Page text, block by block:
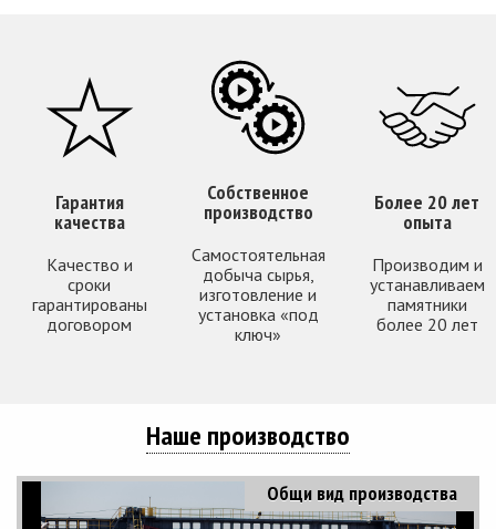
Гарантия
качества
Качество и
сроки
гарантированы
договором
Собственное
производство
Самостоятельная
добыча сырья,
изготовление и
установка «под
ключ»
Более 20 лет
опыта
Производим и
устанавливаем
памятники
более 20 лет
Наше производство
Общи вид производства